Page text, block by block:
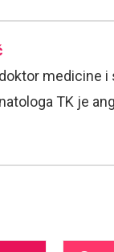
medicine
TK je